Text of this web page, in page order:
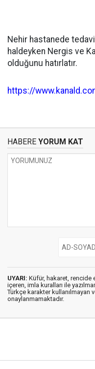
Nehir hastanede
haldeyken Nergis ve
olduğunu hatırlatır.
https://
HABERE YORUM KAT
UYARI: Küfür, hakaret, rencide
içeren, imla kuralları ile
Türkçe karakter kullanılmayan
onaylanmamaktadır.